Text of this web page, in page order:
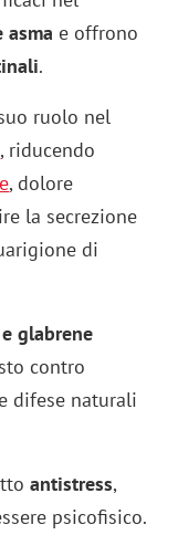
asma e offrono
.
ruolo nel
, riducendo
, dolore
la secrezione
di
glabrene
contro
difese naturali
antistress,
psicofisico.